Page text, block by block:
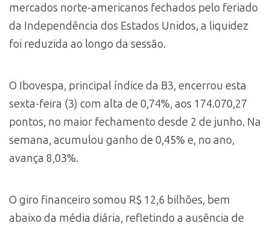
mercados norte-americanos fechados pelo feriado
da Independência dos Estados Unidos, a liquidez
foi reduzida ao longo da sessão.
O Ibovespa, principal índice da B3, encerrou esta
sexta-feira (3) com alta de 0,74%, aos 174.070,27
pontos, no maior fechamento desde 2 de junho. Na
semana, acumulou ganho de 0,45% e, no ano,
avança 8,03%.
O giro financeiro somou R$ 12,6 bilhões, bem
abaixo da média diária, refletindo a ausência de